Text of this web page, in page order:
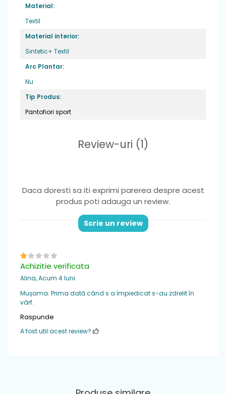
Material:
Textil
Material interior:
Sintetic+ Textil
Arc Plantar:
Nu
Tip Produs:
Pantofiori sport
Review-uri (1)
Daca doresti sa iti exprimi parerea despre acest
produs poti adauga un review.
Scrie un review
Achizitie verificata
Alina,Acum 4 luni
Mușama. Prima dată când s a împiedicat s-au zdrelit în
vârf.
Raspunde
A fost util acest review?